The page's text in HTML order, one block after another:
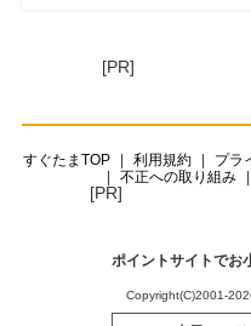
[PR]
すぐたまTOP 利用規約 プラ
不正への取り組み
[PR]
ポイントサイトでお
Copyright(C)2001-